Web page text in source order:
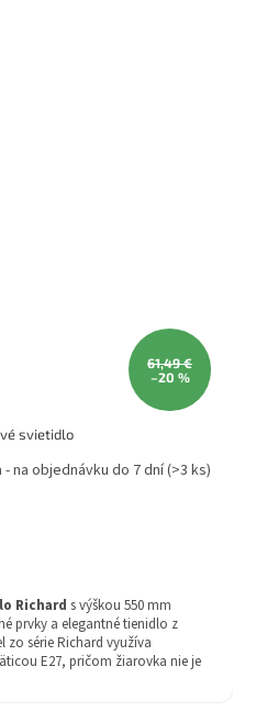
61,49 €
–20 %
svietidlo
na objednávku do 7 dní(>3 ks)
Richard s výškou 550 mm
prvky a elegantné tienidlo z
série Richard využíva
E27, pričom žiarovka nie je